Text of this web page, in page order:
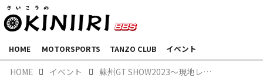
HOME MOTORSPORTS TANZO CLUB イベント
HOME イベント 蘇州GT SHOW2023～現地レポート～